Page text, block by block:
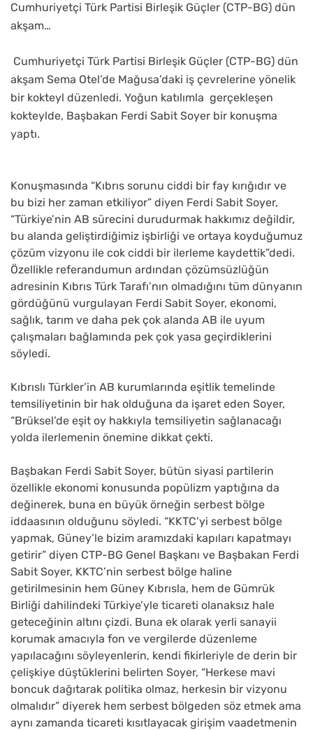
Cumhuriyetçi Türk Partisi Birleşik Güçler (CTP-BG) dün
akşam…
Cumhuriyetçi Türk Partisi Birleşik Güçler (CTP-BG) dün
akşam Sema Otel’de Mağusa’daki iş çevrelerine yönelik
bir kokteyl düzenledi. Yoğun katılımla gerçekleşen
kokteylde, Başbakan Ferdi Sabit Soyer bir konuşma
yaptı.
Konuşmasında “Kıbrıs sorunu ciddi bir fay kırığıdır ve
bu bizi her zaman etkiliyor” diyen Ferdi Sabit Soyer,
“Türkiye’nin AB sürecini durudurmak hakkımız değildir,
bu alanda geliştirdiğimiz işbirliği ve ortaya koyduğumuz
çözüm vizyonu ile cok ciddi bir ilerleme kaydettik”dedi.
Özellikle referandumun ardından çözümsüzlüğün
adresinin Kıbrıs Türk Tarafı’nın olmadığını tüm dünyanın
gördüğünü vurgulayan Ferdi Sabit Soyer, ekonomi,
sağlık, tarım ve daha pek çok alanda AB ile uyum
çalışmaları bağlamında pek çok yasa geçirdiklerini
söyledi.
Kıbrıslı Türkler’in AB kurumlarında eşitlik temelinde
temsiliyetinin bir hak olduğuna da işaret eden Soyer,
“Brüksel’de eşit oy hakkıyla temsiliyetin sağlanacağı
yolda ilerlemenin önemine dikkat çekti.
Başbakan Ferdi Sabit Soyer, bütün siyasi partilerin
özellikle ekonomi konusunda popülizm yaptığına da
değinerek, buna en büyük örneğin serbest bölge
iddaasının olduğunu söyledi. “KKTC’yi serbest bölge
yapmak, Güney’le bizim aramızdaki kapıları kapatmayı
getirir” diyen CTP-BG Genel Başkanı ve Başbakan Ferdi
Sabit Soyer, KKTC’nin serbest bölge haline
getirilmesinin hem Güney Kıbrısla, hem de Gümrük
Birliği dahilindeki Türkiye’yle ticareti olanaksız hale
geteceğinin altını çizdi. Buna ek olarak yerli sanayii
korumak amacıyla fon ve vergilerde düzenleme
yapılacağını söyleyenlerin, kendi fikirleriyle de derin bir
çelişkiye düştüklerini belirten Soyer, “Herkese mavi
boncuk dağıtarak politika olmaz, herkesin bir vizyonu
olmalıdır” diyerek hem serbest bölgeden söz etmek ama
aynı zamanda ticareti kısıtlayacak girişim vaadetmenin